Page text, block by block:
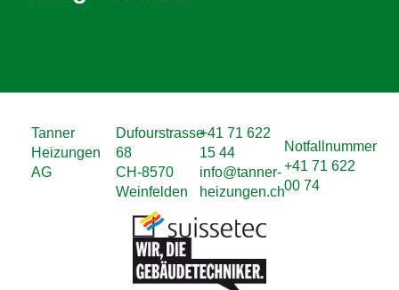
Tanner
Heizungen
AG
Dufourstrasse
68
CH-8570
Weinfelden
+41 71 622
15 44
info@tanner-
heizungen.ch
Notfallnummer
+41 71 622
00 74